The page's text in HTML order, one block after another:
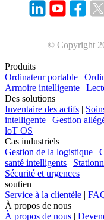
© Copyright
Produits
Ordinateur portable |
Armoire intelligente |
Des solutions
Inventaire des actifs |
intelligente | Gestion
loT OS |
Cas industriels
Gestion de la logistique |
santé intelligents |
Sécurité et urgences |
soutien
Service à la clientèle |
À propos de nous
À propos de nous |